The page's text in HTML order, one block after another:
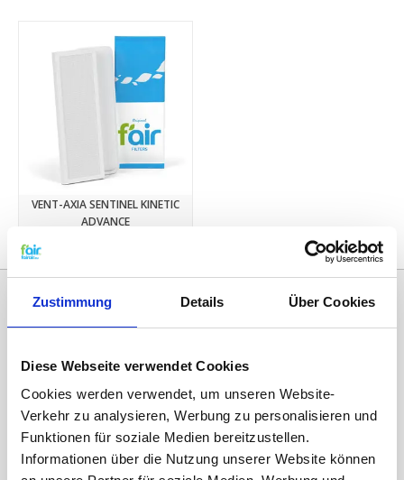
Zustimmung Details Über Cookies
Diese Webseite verwendet Cookies
Cookies werden verwendet, um unseren Website-
Verkehr zu analysieren, Werbung zu personalisieren und
Funktionen für soziale Medien bereitzustellen.
Informationen über die Nutzung unserer Website können
VENT-AXIA SENTINEL KINETIC
ADVANCE
Kategorien